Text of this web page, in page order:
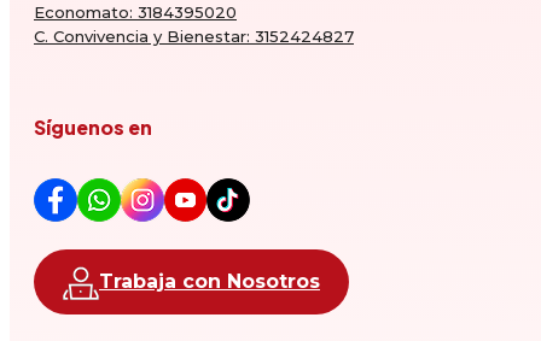
Economato: 3184395020
C. Convivencia y Bienestar: 3152424827
Síguenos en
Trabaja con Nosotros